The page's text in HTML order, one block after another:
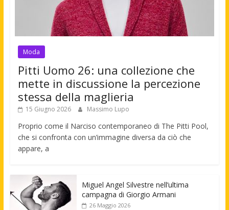
Moda
Pitti Uomo 26: una collezione che
mette in discussione la percezione
stessa della maglieria
15 Giugno 2026 Massimo Lupo
Proprio come il Narciso contemporaneo di The Pitti Pool,
che si confronta con un’immagine diversa da ciò che
appare, a
Miguel Angel Silvestre nell’ultima
campagna di Giorgio Armani
26 Maggio 2026